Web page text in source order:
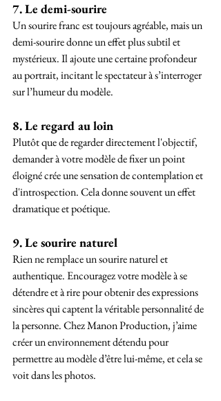
7. Le demi-sourire
Un sourire franc est toujours agréable, mais un
demi-sourire donne un effet plus subtil et
mystérieux. Il ajoute une certaine profondeur
au portrait, incitant le spectateur à s’interroger
sur l’humeur du modèle.
8. Le regard au loin
Plutôt que de regarder directement l'objectif,
demander à votre modèle de fixer un point
éloigné crée une sensation de contemplation et
d'introspection. Cela donne souvent un effet
dramatique et poétique.
9. Le sourire naturel
Rien ne remplace un sourire naturel et
authentique. Encouragez votre modèle à se
détendre et à rire pour obtenir des expressions
sincères qui captent la véritable personnalité de
la personne. Chez Manon Production, j’aime
créer un environnement détendu pour
permettre au modèle d’être lui-même, et cela se
voit dans les photos.